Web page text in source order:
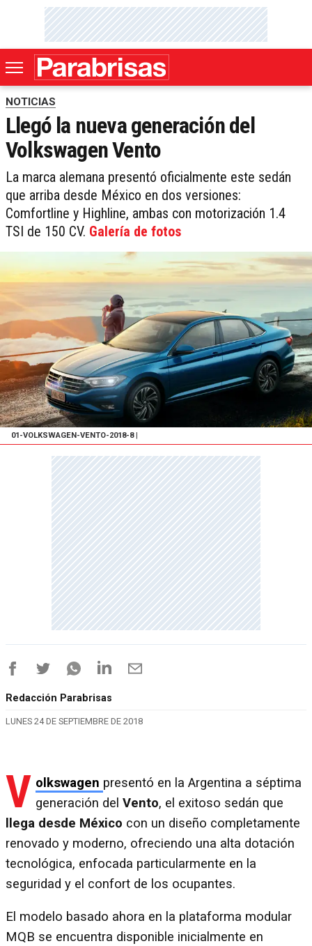
NOTICIAS
Llegó la nueva generación del
Volkswagen Vento
La marca alemana presentó oficialmente este sedán
que arriba desde México en dos versiones:
Comfortline y Highline, ambas con motorización 1.4
TSI de 150 CV. Galería de fotos
01-VOLKSWAGEN-VENTO-2018-8|
Redacción Parabrisas
LUNES 24 DE SEPTIEMBRE DE 2018
V olkswagen presentó en la Argentina a séptima
generación del Vento, el exitoso sedán que
llega desde México con un diseño completamente
renovado y moderno, ofreciendo una alta dotación
tecnológica, enfocada particularmente en la
seguridad y el confort de los ocupantes.
El modelo basado ahora en la plataforma modular
MQB se encuentra disponible inicialmente en